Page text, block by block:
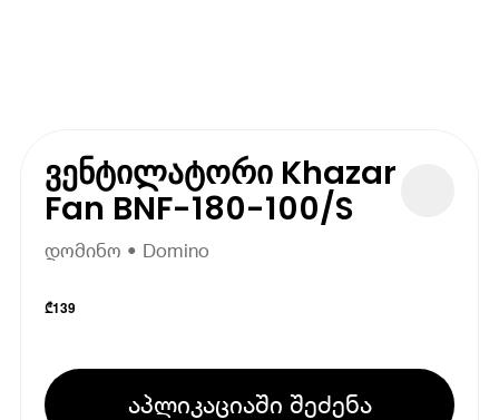
ვენტილატორი Khazar
Fan BNF-180-100/S
დომინო • Domino
₾139
აპლიკაციაში შეძენა